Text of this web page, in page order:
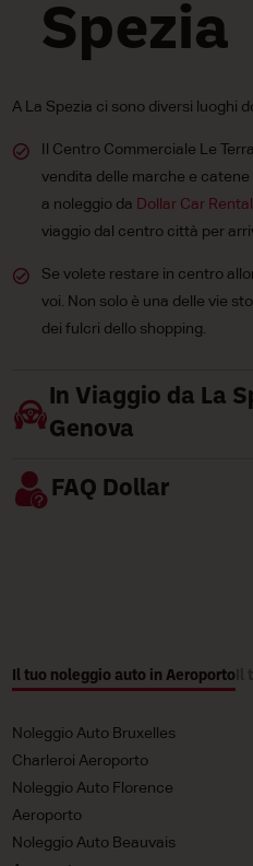
Spezia
A La Spezia ci sono diversi luoghi
Il Centro Commerciale Le
vendita delle marche e catene
a noleggio da Dollar Car Rental
viaggio dal centro città per
Se volete restare in centro
voi. Non solo è una delle vie
dei fulcri dello shopping.
In Viaggio da La
Genova
FAQ Dollar
Il tuo noleggio auto in Aeroporto
Noleggio Auto Bruxelles
Charleroi Aeroporto
Noleggio Auto Florence
Aeroporto
Noleggio Auto Beauvais